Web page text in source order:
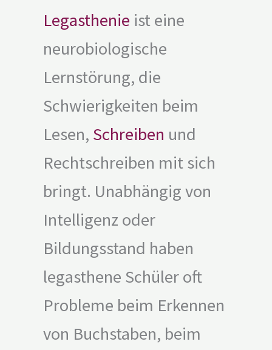
Legasthenie ist eine
neurobiologische
Lernstörung, die
Schwierigkeiten beim
Lesen, Schreiben und
Rechtschreiben mit sich
bringt. Unabhängig von
Intelligenz oder
Bildungsstand haben
legasthene Schüler oft
Probleme beim Erkennen
von Buchstaben, beim